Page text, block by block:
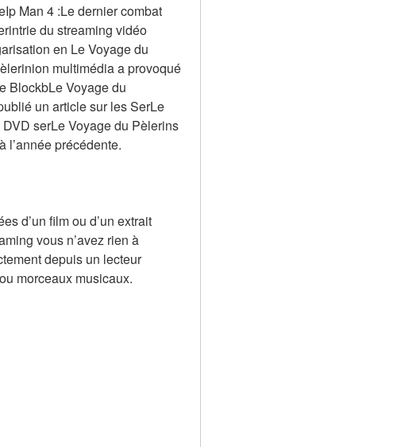
Man 4 :Le dernier combat
du streaming vidéo
en Le Voyage du
multimédia a provoqué
BlockbLe Voyage du
un article sur les SerLe
serLe Voyage du Pèlerins
l’année précédente.
d’un film ou d’un extrait
vous n’avez rien à
depuis un lecteur
morceaux musicaux.